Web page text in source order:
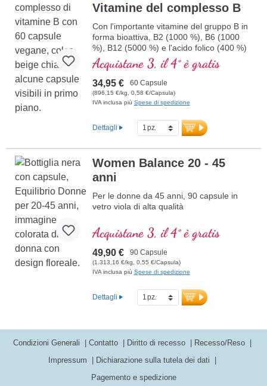
Vitamine del complesso B
Con l'importante vitamine del gruppo B in
forma bioattiva, B2 (1000 %), B6 (1000
%), B12 (5000 %) e l'acido folico (400 %)
e tutti gli altri vitamine-B. Con
metilcobalamina e adenosil cobalamina.
Acquistane 3, il 4° è gratis
34,95 € 60 Capsule
(896,15 €/kg, 0,58 €/Capsula)
IVA inclusa più Spese di spedizione
Dettagli
Women Balance 20 - 45
anni
Per le donne da 45 anni, 90 capsule in
vetro viola di alta qualità
Acquistane 3, il 4° è gratis
49,90 € 90 Capsule
(1.313,16 €/kg, 0,55 €/Capsula)
IVA inclusa più Spese di spedizione
Dettagli
Condizioni Generali Contatto Diritto di recesso
Recesso/Reso
Impressum
Dichiarazione sulla tutela dei dati
Pagemento e spedizione